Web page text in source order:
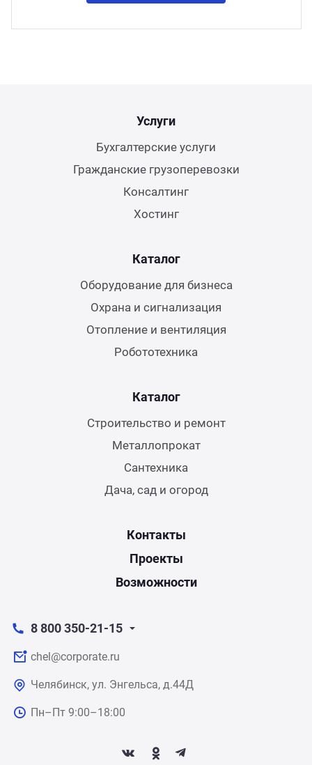
Услуги
Бухгалтерские услуги
Гражданские грузоперевозки
Консалтинг
Хостинг
Каталог
Оборудование для бизнеса
Охрана и сигнализация
Отопление и вентиляция
Робототехника
Каталог
Строительство и ремонт
Металлопрокат
Сантехника
Дача, сад и огород
Контакты
Проекты
Возможности
8 800 350-21-15
chel@corporate.ru
Челябинск, ул. Энгельса, д.44Д
Пн–Пт 9:00–18:00